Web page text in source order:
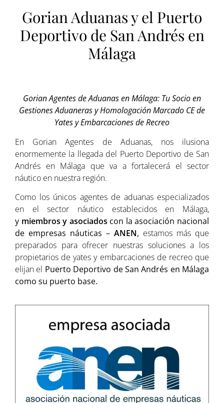
Gorian Aduanas y el Puerto
Deportivo de San Andrés en
Málaga
Gorian Agentes de Aduanas en Málaga: Tu Socio en
Gestiones Aduaneras y Homologación Marcado CE de
Yates y Embarcaciones de Recreo
En Gorian Agentes de Aduanas, nos ilusiona
enormemente la llegada del Puerto Deportivo de San
Andrés en Málaga que va a fortalecerá el sector
náutico en nuestra región.
Como los únicos agentes de aduanas especializados
en el sector náutico establecidos en Málaga,
y miembros y asociados con la asociación nacional
de empresas náuticas – ANEN, estamos más que
preparados para ofrecer nuestras soluciones a los
propietarios de yates y embarcaciones de recreo que
elijan el Puerto Deportivo de San Andrés en Málaga
como su puerto base.